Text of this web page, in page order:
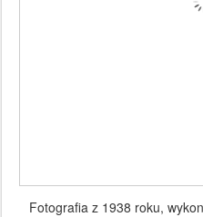
Fotografia z 1938 roku,